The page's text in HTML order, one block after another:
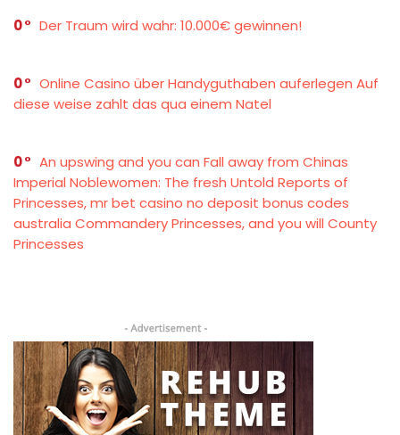
0 Der Traum wird wahr: 10.000€ gewinnen!
0
Online Casino über Handyguthaben auferlegen Auf
diese weise zahlt das qua einem Natel
0
An upswing and you can Fall away from Chinas
Imperial Noblewomen: The fresh Untold Reports of
Princesses, mr bet casino no deposit bonus codes
australia Commandery Princesses, and you will County
Princesses